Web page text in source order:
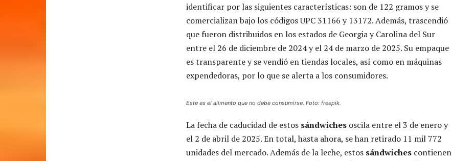
identificar por las siguientes características: son de 122 gramos y se
comercializan bajo los códigos UPC 31166 y 13172. Además, trascendió
que fueron distribuidos en los estados de Georgia y Carolina del Sur
entre el 26 de diciembre de 2024 y el 24 de marzo de 2025. Su empaque
es transparente y se vendió en tiendas locales, así como en máquinas
expendedoras, por lo que se alerta a los consumidores.
Este es el alimento que no debe consumirse. Foto: freepik.
La fecha de caducidad de estos sándwiches oscila entre el 3 de enero y
el 2 de abril de 2025. En total, hasta ahora, se han retirado 11 mil 772
unidades del mercado. Además de la leche, estos sándwiches contienen